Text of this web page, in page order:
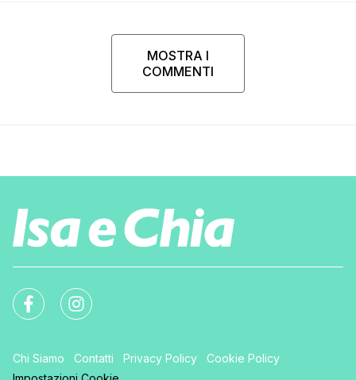
MOSTRA I
COMMENTI
Chi Siamo Contatti Privacy Policy
Cookie Policy